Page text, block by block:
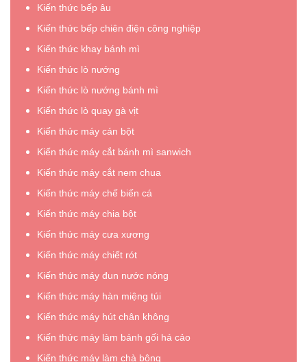
viên
uy
hàng
đầu,
giá
Kiến thức bếp âu
Kiến thức bếp chiên điện công nghiệp
Kiến thức khay bánh mì
Kiến thức lò nướng
Kiến thức lò nướng bánh mì
Kiến thức lò quay gà vịt
Kiến thức máy cán bột
Kiến thức máy cắt bánh mì sanwich
Kiến thức máy cắt nem chua
Kiến thức máy chế biến cá
Kiến thức máy chia bột
Kiến thức máy cưa xương
Kiến thức máy chiết rót
Kiến thức máy đun nước nóng
Kiến thức máy hàn miệng túi
Kiến thức máy hút chân không
Kiến thức máy làm bánh gối há cảo
Kiến thức máy làm chà bông